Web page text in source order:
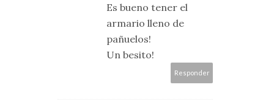
Es bueno tener el
armario lleno de
pañuelos!
Un besito!
Responder